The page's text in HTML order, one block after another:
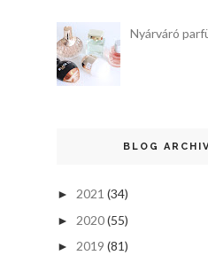
Nyárváró
BLOG
► 2021 (34)
► 2020(55)
► 2019 (81)